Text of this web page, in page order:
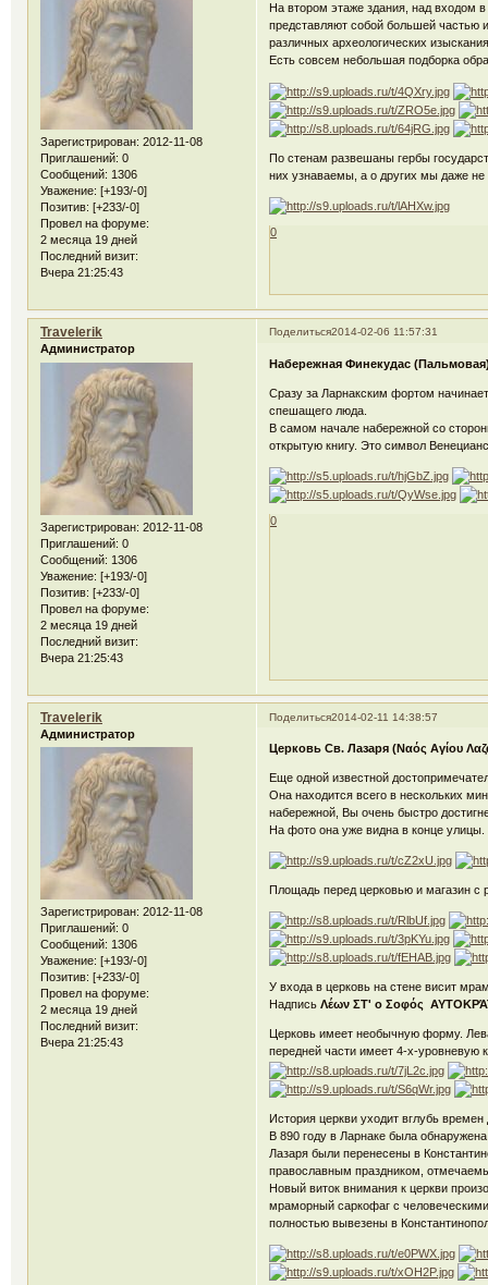
Зарегистрирован: 2012-11-08
Приглашений: 0
Сообщений: 1306
Уважение: [+193/-0]
Позитив: [+233/-0]
Провел на форуме:
2 месяца 19 дней
Последний визит:
Вчера 21:25:43
На втором этаже здания, над входом
представляют собой большей частью
различных археологических
Есть совсем небольшая подборка
По стенам развешаны гербы
них узнаваемы, а о других мы даже
0
Поделиться2014-02-06 11:57:31
Travelerik
Администратор
Зарегистрирован: 2012-11-08
Приглашений: 0
Сообщений: 1306
Уважение: [+193/-0]
Позитив: [+233/-0]
Провел на форуме:
2 месяца 19 дней
Последний визит:
Вчера 21:25:43
Набережная Финекудас
Сразу за Ларнакским фортом
спешащего люда.
В самом начале набережной со
открытую книгу. Это символ
0
Поделиться2014-02-11 14:38:57
Travelerik
Администратор
Зарегистрирован: 2012-11-08
Приглашений: 0
Сообщений: 1306
Уважение: [+193/-0]
Позитив: [+233/-0]
Провел на форуме:
2 месяца 19 дней
Последний визит:
Вчера 21:25:43
Церковь Св. Лазаря (Ναός Αγίου
Еще одной известной
Она находится всего в нескольких
набережной, Вы очень быстро
На фото она уже видна в конце улицы.
Площадь перед церковью и магазин с
У входа в церковь на стене висит
НадписьΛέων ΣΤ' ο Σοφός
Церковь имеет необычную форму.
передней части имеет 4-х-уровневую
История церкви уходит вглубь времен
В 890 году в Ларнаке была
Лазаря были перенесены в
православным праздником,
Новый виток внимания к церкви
мраморный саркофаг с
полностью вывезены в